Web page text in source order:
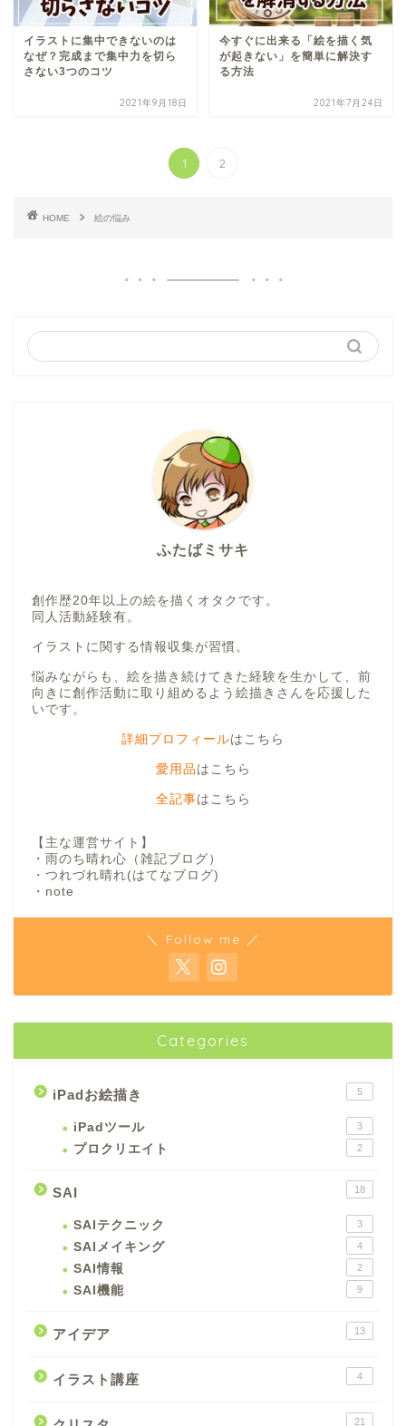
イラストに集中できないのは
なぜ？完成まで集中力を切ら
さない3つのコツ
2021年9月18日
今すぐに出来る「絵を描く気
が起きない」を簡単に解決す
る方法
2021年7月24日
1 2
HOME 絵の悩み
ふたばミサキ
創作歴20年以上の絵を描くオタクです。
同人活動経験有。
イラストに関する情報収集が習慣。
悩みながらも、絵を描き続けてきた経験を生かして、前
向きに創作活動に取り組めるよう絵描きさんを応援した
いです。
詳細プロフィールはこちら
愛用品 はこちら
全記事はこちら
【主な運営サイト】
・雨のち晴れ心（雑記ブログ）
・つれづれ晴れ(はてなブログ)
・note
＼ Follow me ／
Categories
iPadお絵描き 5
iPadツール 3
プロクリエイト 2
SAI 18
SAIテクニック 3
SAIメイキング 4
SAI情報 2
SAI機能 9
アイデア 13
イラスト講座 4
21